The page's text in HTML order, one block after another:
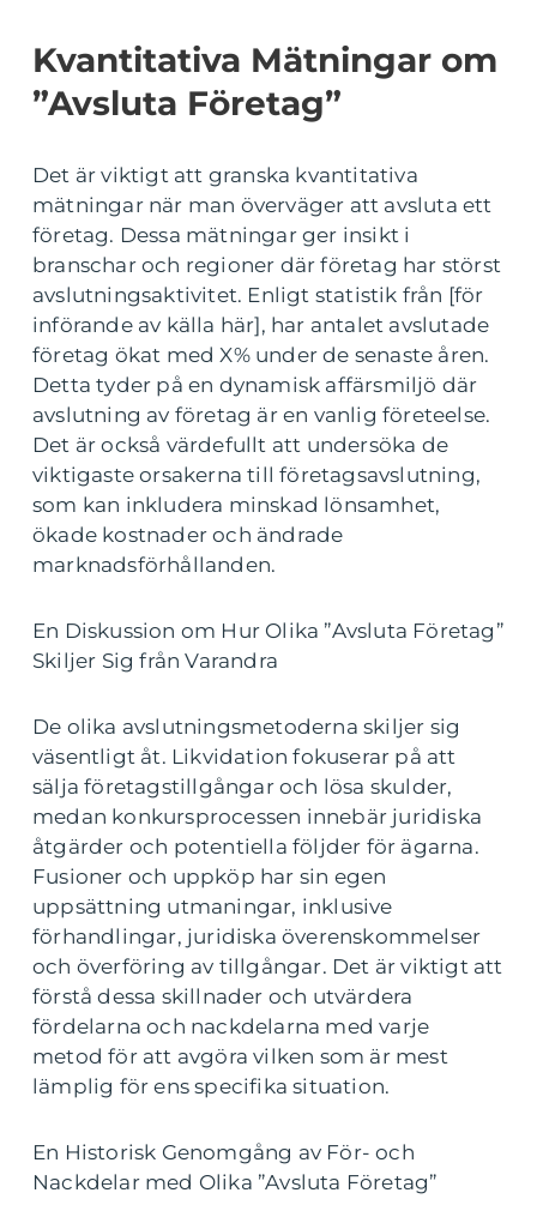
Kvantitativa Mätningar om
”Avsluta Företag”
Det är viktigt att granska kvantitativa
mätningar när man överväger att avsluta ett
företag. Dessa mätningar ger insikt i
branschar och regioner där företag har störst
avslutningsaktivitet. Enligt statistik från [för
införande av källa här], har antalet avslutade
företag ökat med X% under de senaste åren.
Detta tyder på en dynamisk affärsmiljö där
avslutning av företag är en vanlig företeelse.
Det är också värdefullt att undersöka de
viktigaste orsakerna till företagsavslutning,
som kan inkludera minskad lönsamhet,
ökade kostnader och ändrade
marknadsförhållanden.
En Diskussion om Hur Olika ”Avsluta Företag”
Skiljer Sig från Varandra
De olika avslutningsmetoderna skiljer sig
väsentligt åt. Likvidation fokuserar på att
sälja företagstillgångar och lösa skulder,
medan konkursprocessen innebär juridiska
åtgärder och potentiella följder för ägarna.
Fusioner och uppköp har sin egen
uppsättning utmaningar, inklusive
förhandlingar, juridiska överenskommelser
och överföring av tillgångar. Det är viktigt att
förstå dessa skillnader och utvärdera
fördelarna och nackdelarna med varje
metod för att avgöra vilken som är mest
lämplig för ens specifika situation.
En Historisk Genomgång av För- och
Nackdelar med Olika ”Avsluta Företag”